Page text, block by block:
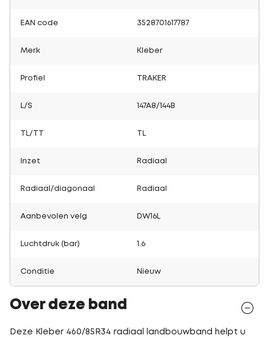
EAN code 3528701617787
Merk Kleber
Profiel TRAKER
L/S 147A8/144B
TL/TT
Inzet Radiaal
Radiaal/diagonaal Radiaal
Aanbevolen velg DW16L
Luchtdruk (bar) 1.6
Conditie Nieuw
Over deze band
Deze Kleber 460/85R34 radiaal landbouwband helpt u